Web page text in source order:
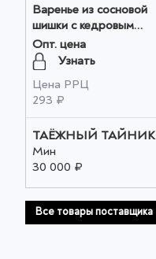
Варенье из сосновой
шишки с кедровым
орехом 130гр оптом
Опт. цена
Узнать
Цена РРЦ
293 ₽
ТАЁЖНЫЙ ТАЙНИК
Мин
30 000 ₽
Все товары поставщика